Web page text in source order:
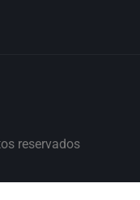
reservados